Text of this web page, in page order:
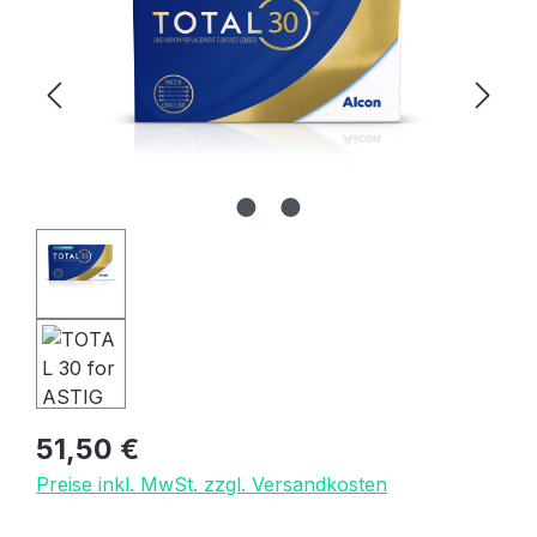
Regulärer Preis:
51,50 €
Preise inkl. MwSt. zzgl. Versandkosten